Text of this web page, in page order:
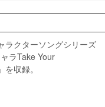
ラクターソングシリーズ
ラTake Your
収録。